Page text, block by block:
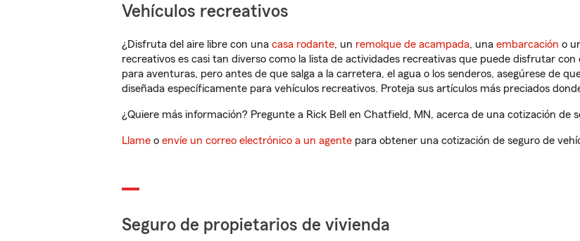
Vehículos recreativos
¿Disfruta del aire libre con una casa rodante, un remolque de acampada, una embarcación o
recreativos es casi tan diverso como la lista de actividades recreativas que puede disfrutar
para aventuras, pero antes de que salga a la carretera, el agua o los senderos, asegúrese de
diseñada específicamente para vehículos recreativos. Proteja sus artículos más preciados
¿Quiere más información? Pregunte a Rick Bell en Chatfield, MN, acerca de una cotización de
Llame o envíe un correo electrónico a un agente para obtener una cotización de seguro de
Seguro de propietarios de vivienda